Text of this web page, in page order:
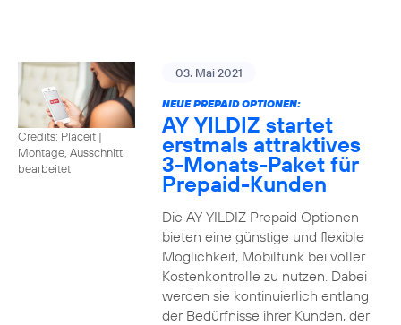
Credits: Placeit |
Montage, Ausschnitt
bearbeitet
03. Mai 2021
NEUE PREPAID OPTIONEN:
AY YILDIZ startet
erstmals attraktives
3-Monats-Paket für
Prepaid-Kunden
Die AY YILDIZ Prepaid Optionen
bieten eine günstige und flexible
Möglichkeit, Mobilfunk bei voller
Kostenkontrolle zu nutzen. Dabei
werden sie kontinuierlich entlang
der Bedürfnisse ihrer Kunden, der